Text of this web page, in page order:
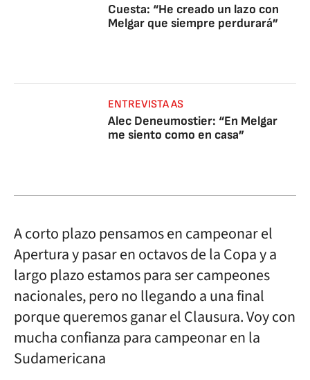
Cuesta: “He creado un lazo con
Melgar que siempre perdurará”
ENTREVISTA AS
Alec Deneumostier: “En Melgar
me siento como en casa”
A corto plazo pensamos en campeonar el
Apertura y pasar en octavos de la Copa y a
largo plazo estamos para ser campeones
nacionales, pero no llegando a una final
porque queremos ganar el Clausura. Voy con
mucha confianza para campeonar en la
Sudamericana